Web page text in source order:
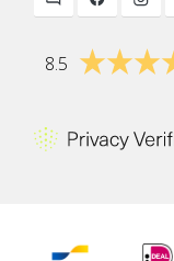
8.5